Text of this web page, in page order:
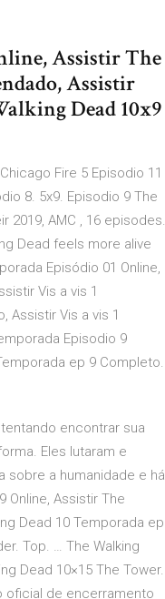
Assistir The
Assistir
Dead 10x9
Fire 5 Episodio 11
8. 5x9. Episodio 9 The
2019, AMC , 16 episodes.
Dead feels more alive
Episódio 01 Online,
Vis a vis 1
Assistir Vis a vis 1
Episodio 9
ep 9 Completo.
encontrar sua
Eles lutaram e
sobre a humanidade e há
Online, Assistir The
Dead 10 Temporada ep
Top. … The Walking
Dead 10×15 The Tower.
oficial de encerramento